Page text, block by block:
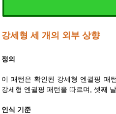
강세형 세 개의 외부 상향
정의
이 패턴은 확인된 강세형 엔귈핑 패
강세형 엔귈핑 패턴을 따르며, 셋째
인식 기준